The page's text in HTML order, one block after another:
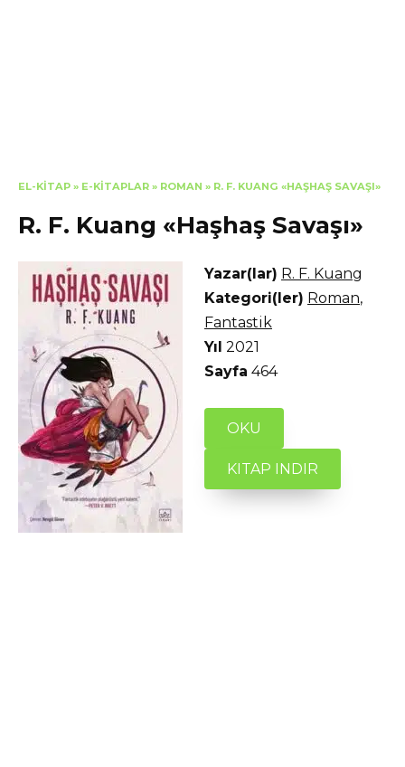
EL-KITAP » E-KITAPLAR » ROMAN » R. F. KUANG «HAŞHAŞ SAVAŞI»
R. F. Kuang «Haşhaş Savaşı»
Yazar(lar) R. F. Kuang
Kategori(ler) Roman,
Fantastik
Yıl 2021
Sayfa 464
OKU
KITAP INDIR